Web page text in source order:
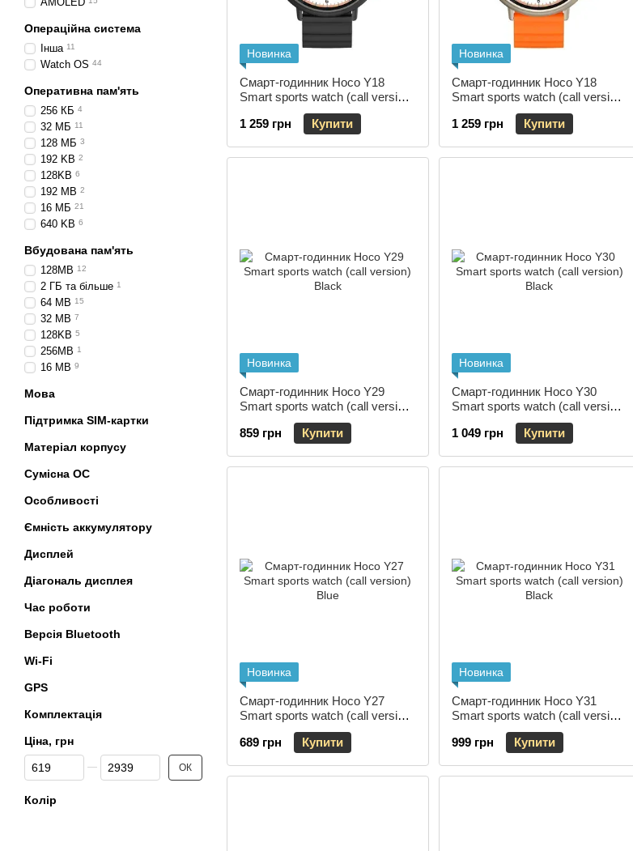
Новинка
Смарт-годинник Hoco Y18
Smart sports watch (call version)
1 259 грн
Купити
Новинка
Смарт-годинник Hoco Y18
Smart sports watch (call version)
1 259 грн
Купити
Новинка
Смарт-годинник Hoco Y29
Smart sports watch (call version)
859 грн
Купити
Новинка
Смарт-годинник Hoco Y30
Smart sports watch (call version)
1 049 грн
Купити
Новинка
Смарт-годинник Hoco Y27
Smart sports watch (call version)
689 грн
Купити
Новинка
Смарт-годинник Hoco Y31
Smart sports watch (call version)
999 грн
Купити
Операційна система
Інша 11
Watch OS 44
Оперативна пам'ять
256 КБ 4
32 МБ 11
128 МБ 3
192 KB 2
128KB 6
192 MB 2
16 МБ 21
640 KB 6
Вбудована пам'ять
128MB 12
2 ГБ та більше 1
64 MB 15
32 MB 7
128KB 5
256MB 1
16 MB 9
Мова
Підтримка SIM-картки
Матеріал корпусу
Сумісна ОС
Особливості
Ємність аккумулятору
Дисплей
Діагональ дисплея
Час роботи
Версія Bluetooth
Wi-Fi
GPS
Комплектація
Ціна, грн
Від Ціна, грн
До Ціна, грн ОК
Колір